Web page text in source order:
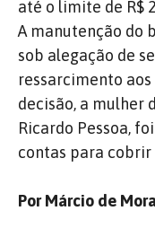
até o limite de R$
A manutenção do
sob alegação de
ressarcimento
decisão, a mulher
Ricardo Pessoa,
contas para
Por Márcio de